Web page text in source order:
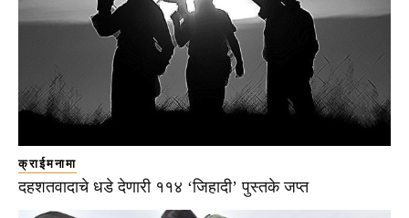
क्राईमनामा
दहशतवादाचे धडे देणारी ११४ ‘जिहादी’ पुस्तके जप्त